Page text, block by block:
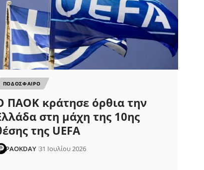
ΠΟΔΟΣΦΑΙΡΟ
ΠΑΟΚ κράτησε όρθια την
στη μάχη της 10ης
της UEFA
PAOKDAY 31 Ιουλίου 2026